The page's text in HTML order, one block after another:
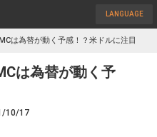
LANGUAGE
は為替が動く予感！？米ドルに注目
は為替が動く予
10/17